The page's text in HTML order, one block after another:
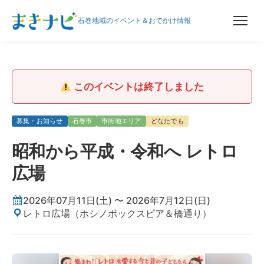
石巻地域のイベント＆おでかけ情報
このイベントは終了しました
募集・お知らせ 石巻市 市街地エリア どなたでも
昭和から平成・令和へ レトロ
広場
2026年07月11日(土) 〜 2026年7月12日(日)
レトロ広場（ホシノボックスピア＆橋通り）